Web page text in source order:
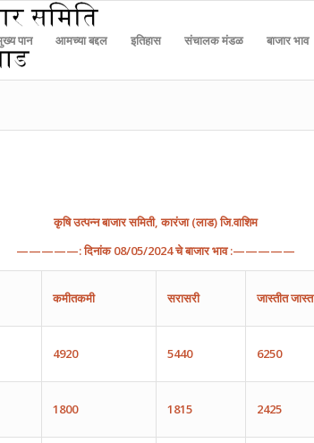
पान आमच्या बद्दल इतिहास संचालक मंडळ बाजार भाव
कृषिउत्पन्नबाजारसमिती, कारंजा(लाड)जि.वाशिम
—————:दिनांक08/05/2024चेबाजारभाव:—————
कमीतकमी सरासरी जास्तीतजास्त
4920 5440 6250
1800 1815 2425